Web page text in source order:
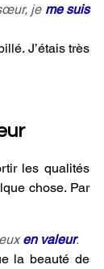
je me suis
J’étais très
les qualités
chose. Par
en valeur.
la beauté de